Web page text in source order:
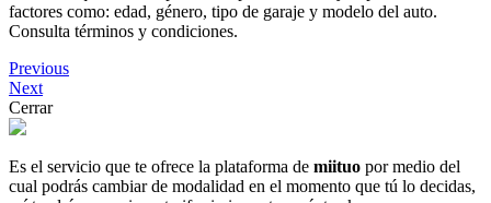
factores como: edad, género, tipo de garaje y modelo del auto.
Consulta términos y condiciones.
Previous
Next
Cerrar
Es el servicio que te ofrece la plataforma de miituo por medio del
cual podrás cambiar de modalidad en el momento que tú lo decidas,